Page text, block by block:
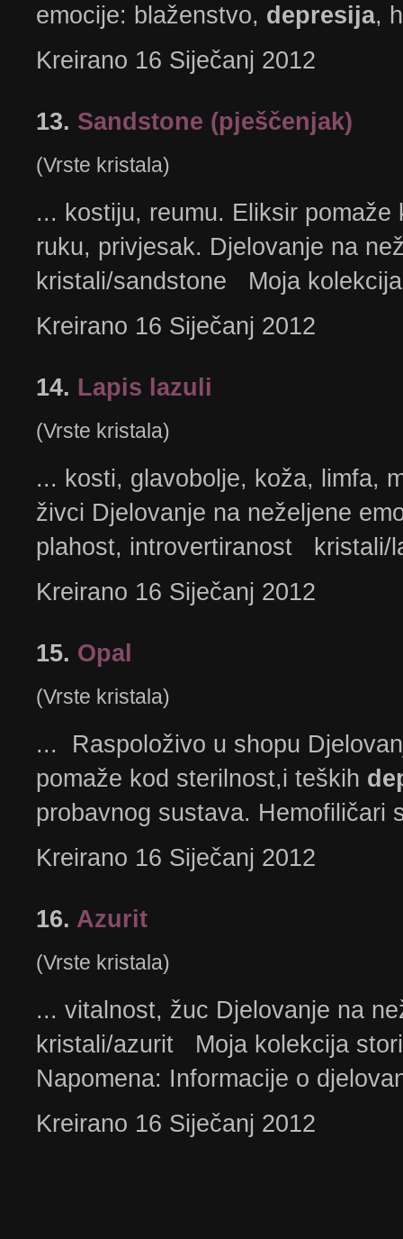
emocije: blaženstvo, depresija,
Kreirano 16 Siječanj 2012
13. Sandstone (pješčenjak)
(Vrste kristala)
... kostiju, reumu. Eliksir
ruku, privjesak. Djelovanje na
kristali/sandstone Moja
Kreirano 16 Siječanj 2012
14. Lapis lazuli
(Vrste kristala)
... kosti, glavobolje, koža, limfa,
živci Djelovanje na neželjene
plahost, introvertiranost kristali/
Kreirano 16 Siječanj 2012
15. Opal
(Vrste kristala)
... Raspoloživo u shopu
pomaže kod sterilnost,i teških
probavnog sustava. Hemofiličari
Kreirano 16 Siječanj 2012
16. Azurit
(Vrste kristala)
... vitalnost, žuc Djelovanje na
kristali/azurit Moja kolekcija
Napomena: Informacije o
Kreirano 16 Siječanj 2012